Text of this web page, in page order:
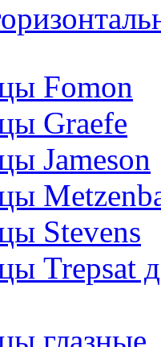
Fomon
Graefe
Jameson
Stevens
Trepsat